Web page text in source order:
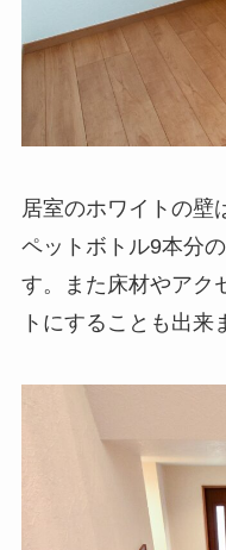
居室のホワイトの壁
ペットボトル9本分
す。また床材やアク
トにすることも出来